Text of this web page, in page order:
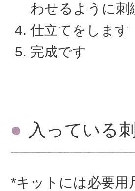
わせるように刺
仕立てをします
完成です
入っている
*キットには必要用